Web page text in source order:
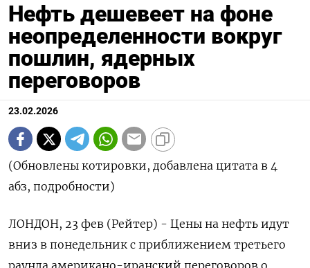
Нефть дешевеет на фоне
неопределенности вокруг
пошлин, ядерных
переговоров
23.02.2026
(Обновлены котировки, добавлена цитата в 4
абз, подробности)
ЛОНДОН, 23 фев (Рейтер) - Цены на нефть идут
вниз в понедельник с приближением третьего